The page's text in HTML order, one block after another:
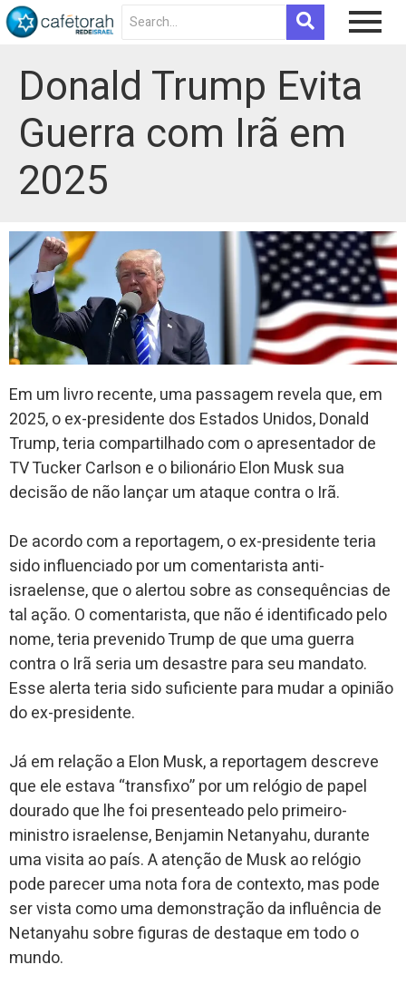
Donald Trump Evita
Guerra com Irã em
2025
Em um livro recente, uma passagem revela que, em
2025, o ex-presidente dos Estados Unidos, Donald
Trump, teria compartilhado com o apresentador de
TV Tucker Carlson e o bilionário Elon Musk sua
decisão de não lançar um ataque contra o Irã.
De acordo com a reportagem, o ex-presidente teria
sido influenciado por um comentarista anti-
israelense, que o alertou sobre as consequências de
tal ação. O comentarista, que não é identificado pelo
nome, teria prevenido Trump de que uma guerra
contra o Irã seria um desastre para seu mandato.
Esse alerta teria sido suficiente para mudar a opinião
do ex-presidente.
Já em relação a Elon Musk, a reportagem descreve
que ele estava “transfixo” por um relógio de papel
dourado que lhe foi presenteado pelo primeiro-
ministro israelense, Benjamin Netanyahu, durante
uma visita ao país. A atenção de Musk ao relógio
pode parecer uma nota fora de contexto, mas pode
ser vista como uma demonstração da influência de
Netanyahu sobre figuras de destaque em todo o
mundo.